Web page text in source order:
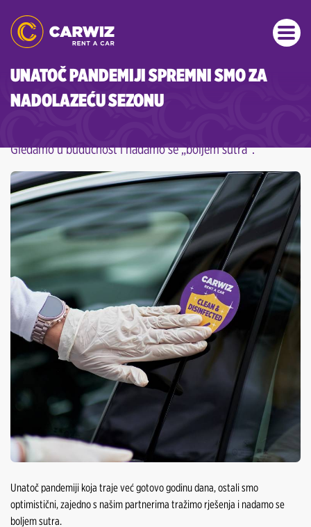
UNATOČ PANDEMIJI SPREMNI SMO ZA
NADOLAZEĆU SEZONU
Gledamo u budućnost i nadamo se „boljem sutra“.
Unatoč pandemiji koja traje već gotovo godinu dana, ostali smo
optimistični, zajedno s našim partnerima tražimo rješenja i nadamo se
boljem sutra.